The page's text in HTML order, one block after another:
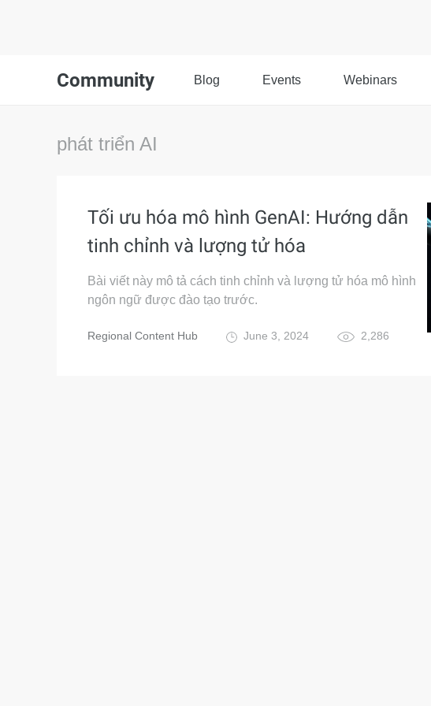
Community Blog Events Webinars
phát triển AI
Tối ưu hóa mô hình GenAI: Hướng dẫn
tinh chỉnh và lượng tử hóa
Bài viết này mô tả cách tinh chỉnh và lượng tử hóa mô hình
ngôn ngữ được đào tạo trước.
Regional Content Hub June 3, 2024 2,286